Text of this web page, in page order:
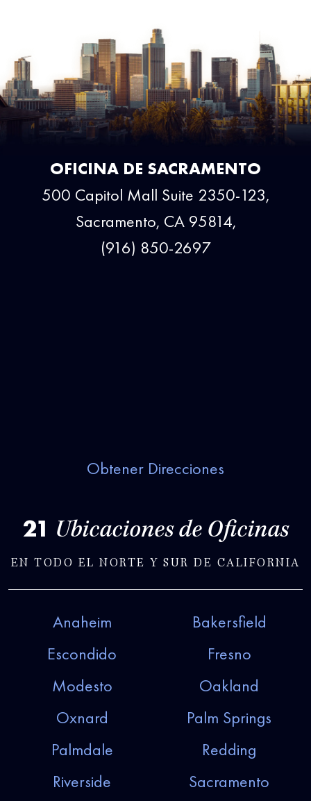
21 Ubicaciones de Oficinas
EN TODO EL NORTE Y SUR DE CALIFORNIA
Anaheim
Bakersfield
Escondido
Fresno
Modesto
Oakland
Oxnard
Palm Springs
Palmdale
Redding
Riverside
Sacramento
OFICINA DE SACRAMENTO
500 Capitol Mall Suite 2350-123,
Sacramento, CA 95814,
(916) 850-2697
Obtener Direcciones